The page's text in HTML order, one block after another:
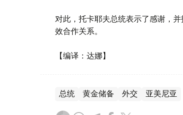
对此，托卡耶夫总统表示了感谢，
效合作关系。
【编译：达娜】
总统 黄金储备 外交 亚美尼亚